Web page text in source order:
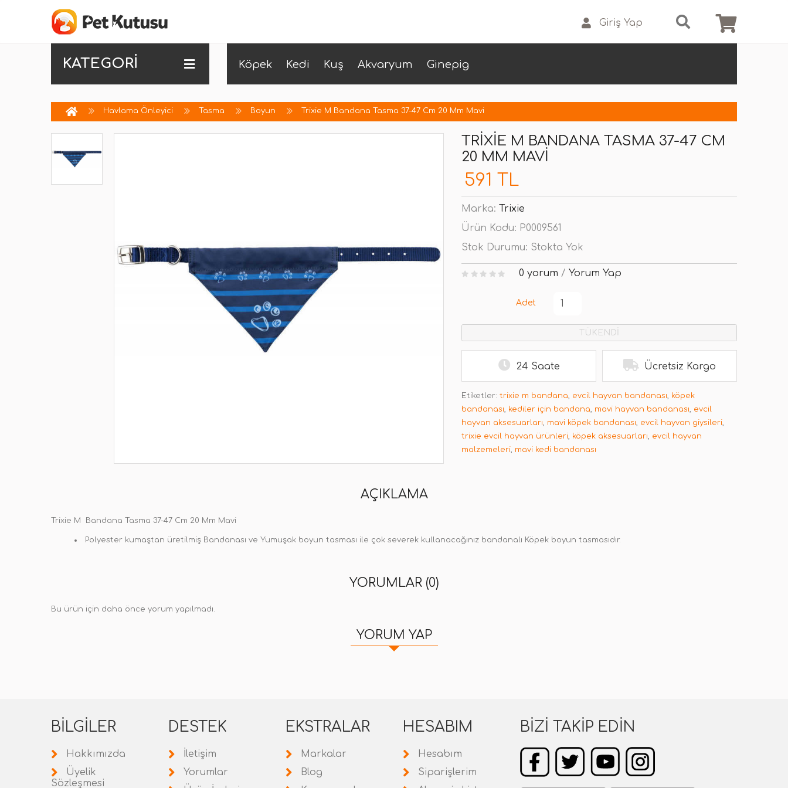
Giriş Yap
KATEGORİ Köpek Kedi Kuş Akvaryum Ginepig
Havlama Önleyici Tasma Boyun Trixie M Bandana Tasma 37-47 Cm 20 Mm Mavi
TRIXIE M BANDANA TASMA 37-47 CM
20 MM MAVI
591 TL
Marka: Trixie
Ürün Kodu: P0009561
Stok Durumu: Stokta Yok
0 yorum / Yorum Yap
Adet
TÜKENDİ
24 Saate Ücretsiz Kargo
Etiketler: trixie m bandana, evcil hayvan bandanası, köpek
bandanası, kediler için bandana, mavi hayvan bandanası, evcil
hayvan aksesuarları, mavi köpek bandanası, evcil hayvan giysileri,
trixie evcil hayvan ürünleri, köpek aksesuarları, evcil hayvan
malzemeleri, mavi kedi bandanası
AÇIKLAMA
Trixie M Bandana Tasma 37-47 Cm 20 Mm Mavi
Polyester kumaştan üretilmiş Bandanası ve Yumuşak boyun tasması ile çok severek kullanacağınız bandanalı Köpek boyun tasmasıdır.
YORUMLAR (0)
Bu ürün için daha önce yorum yapılmadı.
YORUM YAP
BILGILER
Hakkımızda
Üyelik
Sözleşmesi
DESTEK
İletişim
Yorumlar
EKSTRALAR
Markalar
Blog
HESABIM
Hesabım
Siparişlerim
BIZI TAKIP EDIN